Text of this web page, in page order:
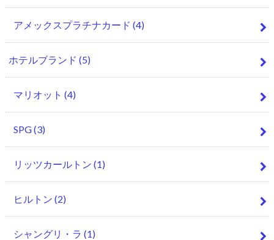
アメックスプラチナカード (4)
ホテルブランド (5)
マリオット (4)
SPG(3)
リッツカールトン (1)
ヒルトン (2)
シャングリ・ラ (1)